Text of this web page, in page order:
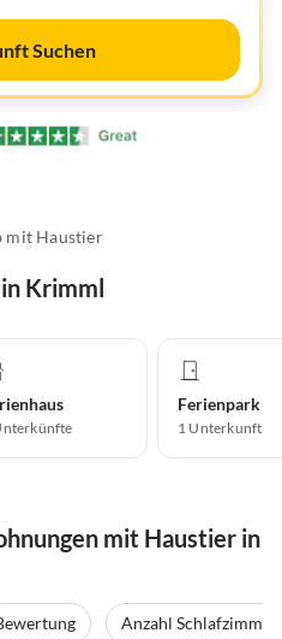
Suchen
mit Haustier
Krimml
Ferienpark
1 Unterkunft
mit Haustier in
Anzahl Schlafzimmer